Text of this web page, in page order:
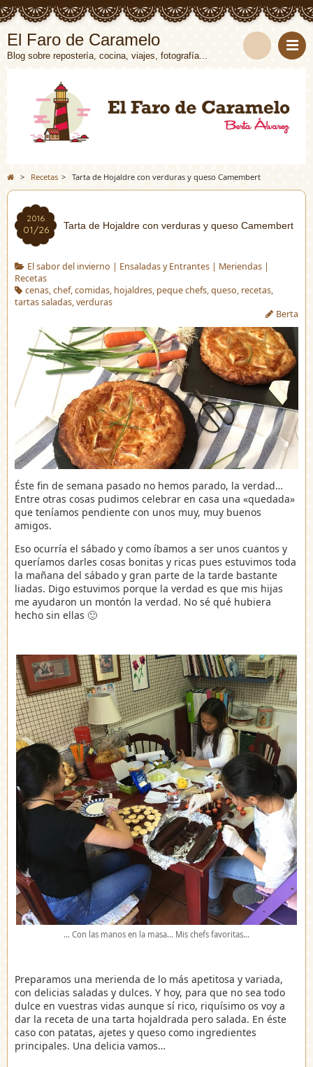
El Faro de Caramelo
Blog sobre repostería, cocina, viajes, fotografía...
> Recetas > Tarta de Hojaldre con verduras y queso Camembert
2016
01/26 Tarta de Hojaldre con verduras y queso Camembert
El sabor del invierno | Ensaladas y Entrantes| Meriendas|
Recetas
cenas,chef,comidas, hojaldres, peque chefs,queso, recetas,
tartas saladas,verduras
Berta
Éste fin de semana pasado no hemos parado, la verdad…
Entre otras cosas pudimos celebrar en casa una «quedada»
que teníamos pendiente con unos muy, muy buenos
amigos.
Eso ocurría el sábado y como íbamos a ser unos cuantos y
queríamos darles cosas bonitas y ricas pues estuvimos toda
la mañana del sábado y gran parte de la tarde bastante
liadas. Digo estuvimos porque la verdad es que mis hijas
me ayudaron un montón la verdad. No sé qué hubiera
hecho sin ellas 🙂
… Con las manos en la masa… Mis chefs favoritas…
Preparamos una merienda de lo más apetitosa y variada,
con delicias saladas y dulces. Y hoy, para que no sea todo
dulce en vuestras vidas aunque sí rico, riquísimo os voy a
dar la receta de una tarta hojaldrada pero salada. En éste
caso con patatas, ajetes y queso como ingredientes
principales. Una delicia vamos…